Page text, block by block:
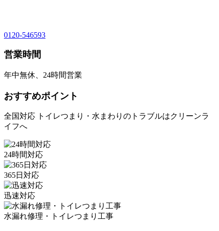
0120-546593
営業時間
年中無休、24時間営業
おすすめポイント
全国対応 トイレつまり・水まわりのトラブルはクリーンラ
イフへ
24時間対応
365日対応
迅速対応
水漏れ修理・トイレつまり工事